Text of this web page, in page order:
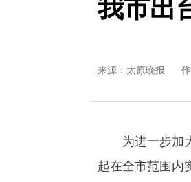
我市出
来源： 太原晚报
为进一步加大
起在全市范围内